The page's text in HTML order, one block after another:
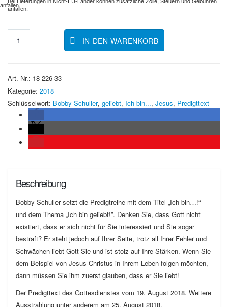
anfallen.
anfallen.
IN DEN WARENKORB
Art.-Nr.: 18-226-33
Kategorie: 2018
Schlüsselwort: Bobby Schuller, geliebt, Ich bin..., Jesus, Predigttext
Beschreibung
Bobby Schuller setzt die Predigtreihe mit dem Titel „Ich bin…!“
und dem Thema „Ich bin geliebt!”. Denken Sie, dass Gott nicht
existiert, dass er sich nicht für Sie interessiert und Sie sogar
bestraft? Er steht jedoch auf Ihrer Seite, trotz all Ihrer Fehler und
Schwächen liebt Gott Sie und ist stolz auf Ihre Stärken. Wenn Sie
dem Beispiel von Jesus Christus in Ihrem Leben folgen möchten,
dann müssen Sie ihm zuerst glauben, dass er Sie liebt!
Der Predigttext des Gottesdienstes vom 19. August 2018. Weitere
Ausstrahlung unter anderem am 25. August 2018.